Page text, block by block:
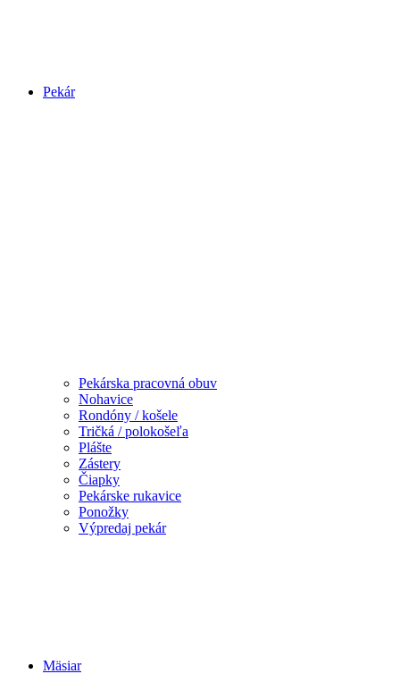
Pekár
Pekárska pracovná obuv
Nohavice
Rondóny / košele
Tričká / polokošeľa
Plášte
Zástery
Čiapky
Pekárske rukavice
Ponožky
Výpredaj pekár
Mäsiar